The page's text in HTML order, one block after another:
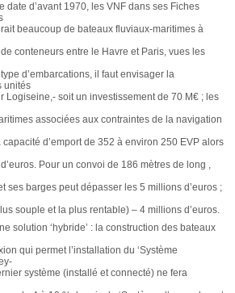
date d’avant 1970, les VNF dans ses Fiches
beaucoup de bateaux fluviaux-maritimes à
conteneurs entre le Havre et Paris, vues les
d’embarcations, il faut envisager la
unités
Logiseine,- soit un investissement de 70 M€ ; les
associées aux contraintes de la navigation
d’emport de 352 à environ 250 EVP alors
Pour un convoi de 186 mètres de long ,
ses barges peut dépasser les 5 millions d’euros ;
souple et la plus rentable) – 4 millions d’euros.
solution ‘hybride’ : la construction des bateaux
qui permet l’installation du ‘Système
système (installé et connecté) ne fera